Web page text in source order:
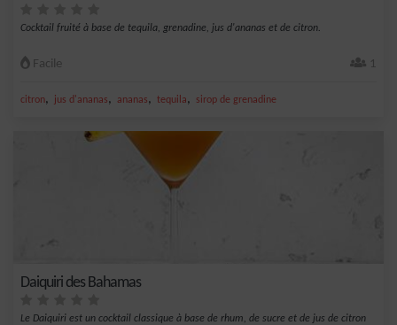
Cocktail fruité à base de tequila, grenadine, jus d'ananas et de citron.
Facile 1
citron, jus d'ananas, ananas, tequila, sirop de grenadine
Daiquiri des Bahamas
Le Daiquiri est un cocktail classique à base de rhum, de sucre et de jus de citron